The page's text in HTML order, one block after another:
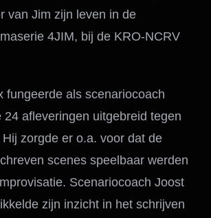
van Jim zijn leven in de
4JIM, bij de KRO-NCRV
fungeerde als scenariocoach
24 afleveringen uitgebreid tegen
zorgde er o.a. voor dat de
scenes speelbaar werden
Scenariocoach Joost
zijn inzicht in het schrijven